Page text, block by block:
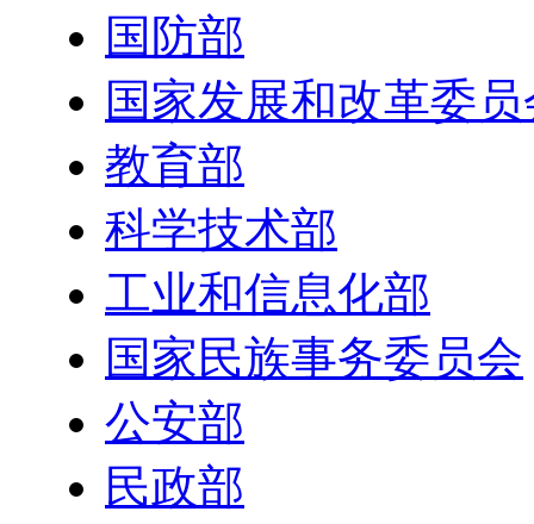
国防部
国家发展和改革委
教育部
科学技术部
工业和信息化部
国家民族事务委员会
公安部
民政部